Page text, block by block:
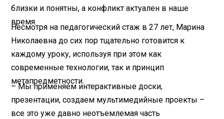
близки и понятны, а конфликт актуален в наше
время.
Несмотря на педагогический стаж в 27 лет, Марина
Николаевна до сих пор тщательно готовится к
каждому уроку, используя при этом как
современные технологии, так и принцип
метапредметности.
– Мы применяем интер­активные доски,
презентации, создаем мультимедийные проекты –
все это уже давно неотъемлемая часть